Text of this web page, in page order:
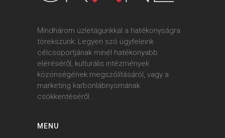
Mindhárom üzletágunkkal a hatékonyságra
törekszünk: Legyen szó ügyfeleink
célcsoportjának minél hatékonyabb
eléréséről, kulturális intézmények
közönségének megszólításáról, vagy a
marketing karbonlábnyomának
csökkentéséről.
MENU